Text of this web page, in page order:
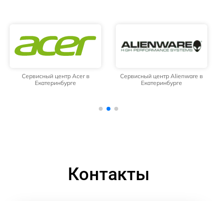
Сервисный центр Acer в
Екатеринбурге
Сервисный центр Alienware в
Екатеринбурге
Контакты